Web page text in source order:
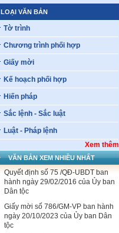
LOẠI VĂN BẢN
Tờ trình
Chương trình phối hợp
Giấy mời
Kế hoạch phối hợp
Hiến pháp
Sắc lệnh - Sắc luật
Luật - Pháp lệnh
Xem thêm
VĂN BẢN XEM NHIỀU NHẤT
Quyết định số 75 /QĐ-UBDT ban
hành ngày 29/02/2016 của Ủy ban
Dân tộc
Giấy mời số 786/GM-VP ban hành
ngày 20/10/2023 của Ủy ban Dân
tộc